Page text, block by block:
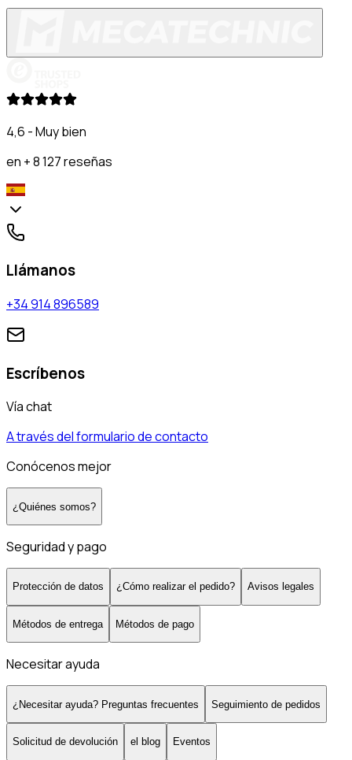
4,6 - Muy bien
en + 8 127 reseñas
Llámanos
+34 914 896589
Escríbenos
Vía chat
A través del formulario de contacto
Conócenos mejor
¿Quiénes somos?
Seguridad y pago
Protección de datos ¿Cómo realizar el pedido? Avisos legales
Métodos de entrega Métodos de pago
Necesitar ayuda
¿Necesitar ayuda? Preguntas frecuentes Seguimiento de pedidos
Solicitud de devolución el blog Eventos